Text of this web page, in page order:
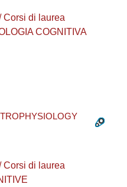
Corsi di laurea
COGNITIVA
Corsi di laurea